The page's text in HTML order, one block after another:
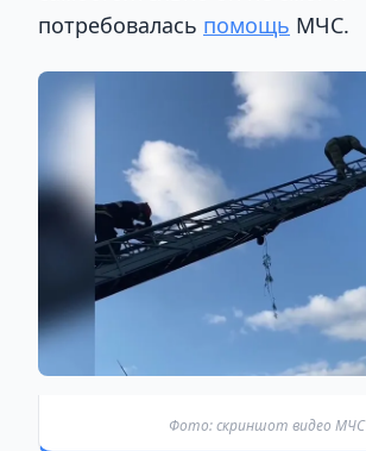
потребовалась помощь МЧС.
Фото: скриншот видео МЧС